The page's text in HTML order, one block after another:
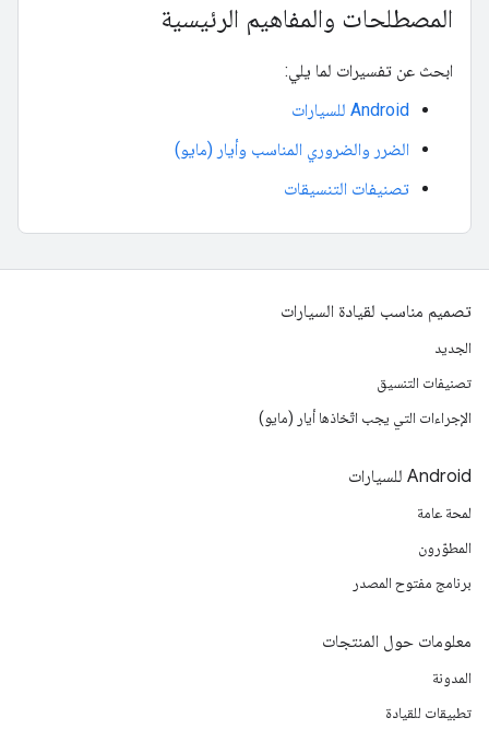
المصطلحات والمفاهيم الرئيسية
ابحث عن تفسيرات لما يلي:
Android للسيارات
الضرر والضروري المناسب وأيار (مايو)
تصنيفات التنسيقات
تصميم مناسب لقيادة السيارات
الجديد
تصنيفات التنسيق
الإجراءات التي يجب اتّخاذها أيار (مايو)
‫Android للسيارات
لمحة عامة
المطوّرون
برنامج مفتوح المصدر
معلومات حول المنتجات
المدونة
تطبيقات للقيادة